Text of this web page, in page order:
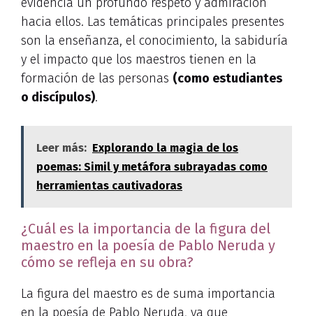
hacia ellos. Las temáticas principales presentes
son la enseñanza, el conocimiento, la sabiduría
y el impacto que los maestros tienen en la
formación de las personas (como estudiantes
o discípulos).
Leer más: Explorando la magia de los
poemas: Simil y metáfora subrayadas como
herramientas cautivadoras
¿Cuál es la importancia de la figura del
maestro en la poesía de Pablo Neruda y
cómo se refleja en su obra?
La figura del maestro es de suma importancia
en la poesía de Pablo Neruda, ya que